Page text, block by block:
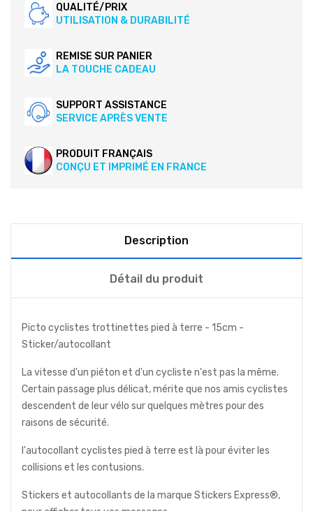
QUALITÉ/PRIX
UTILISATION & DURABILITÉ
REMISE SUR PANIER
LA TOUCHE CADEAU
SUPPORT ASSISTANCE
SERVICE APRÈS VENTE
PRODUIT FRANÇAIS
CONÇU ET IMPRIMÉ EN FRANCE
Description
Détail du produit
Picto cyclistes trottinettes pied à terre - 15cm -
Sticker/autocollant
La vitesse d'un piéton et d'un cycliste n'est pas la même.
Certain passage plus délicat, mérite que nos amis cyclistes
descendent de leur vélo sur quelques mètres pour des
raisons de sécurité.
l'autocollant cyclistes pied à terre est là pour éviter les
collisions et les contusions.
Stickers et autocollants de la marque Stickers Express®,